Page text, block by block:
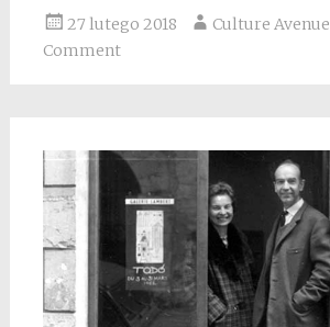
27 lutego 2018 Culture Avenue
Comment